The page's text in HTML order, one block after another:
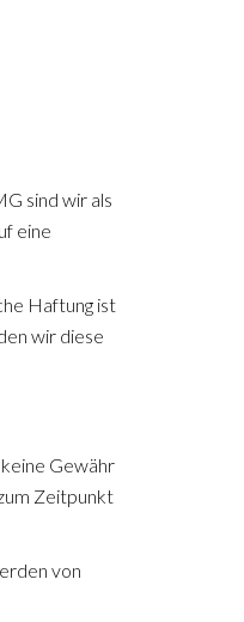
sind wir als
eine
Haftung ist
wir diese
Gewähr
Zeitpunkt
von